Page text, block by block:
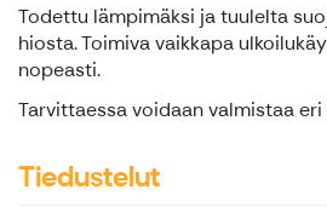
Todettu lämpimäksi ja tuulelta
hiosta. Toimiva vaikkapa
nopeasti.
Tarvittaessa voidaan valmistaa eri
Tiedustelut